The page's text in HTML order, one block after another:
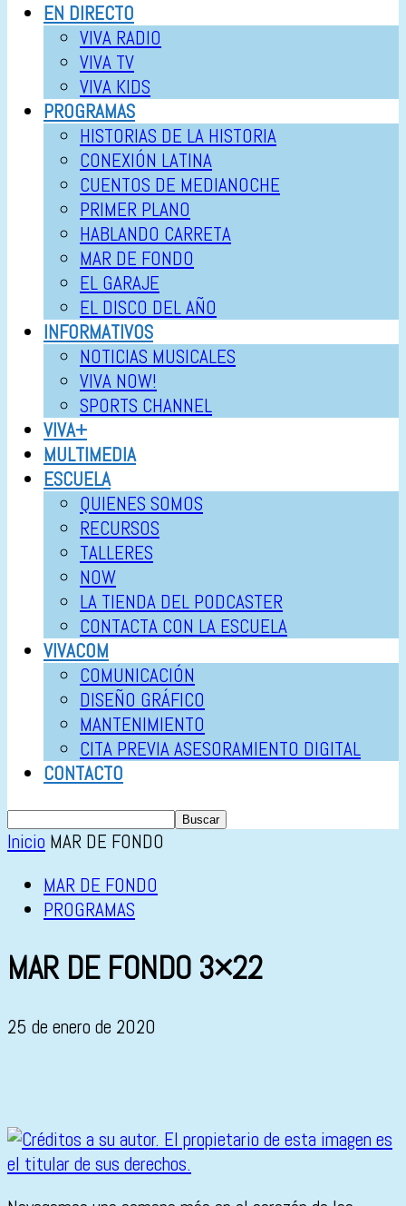
EN DIRECTO
VIVA RADIO
VIVA TV
VIVA KIDS
PROGRAMAS
HISTORIAS DE LA HISTORIA
CONEXIÓN LATINA
CUENTOS DE MEDIANOCHE
PRIMER PLANO
HABLANDO CARRETA
MAR DE FONDO
EL GARAJE
EL DISCO DEL AÑO
INFORMATIVOS
NOTICIAS MUSICALES
VIVA NOW!
SPORTS CHANNEL
VIVA+
MULTIMEDIA
ESCUELA
QUIENES SOMOS
RECURSOS
TALLERES
NOW
LA TIENDA DEL PODCASTER
CONTACTA CON LA ESCUELA
VIVACOM
COMUNICACIÓN
DISEÑO GRÁFICO
MANTENIMIENTO
CITA PREVIA ASESORAMIENTO DIGITAL
CONTACTO
Inicio MAR DE FONDO
MAR DE FONDO
PROGRAMAS
MAR DE FONDO 3×22
25 de enero de 2020